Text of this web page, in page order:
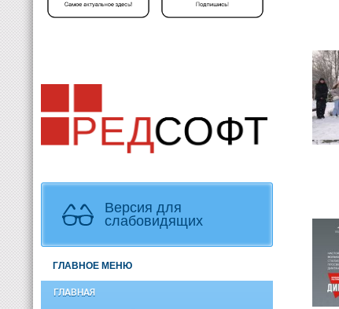
Версия для
слабовидящих
ГЛАВНОЕ МЕНЮ
ГЛАВНАЯ